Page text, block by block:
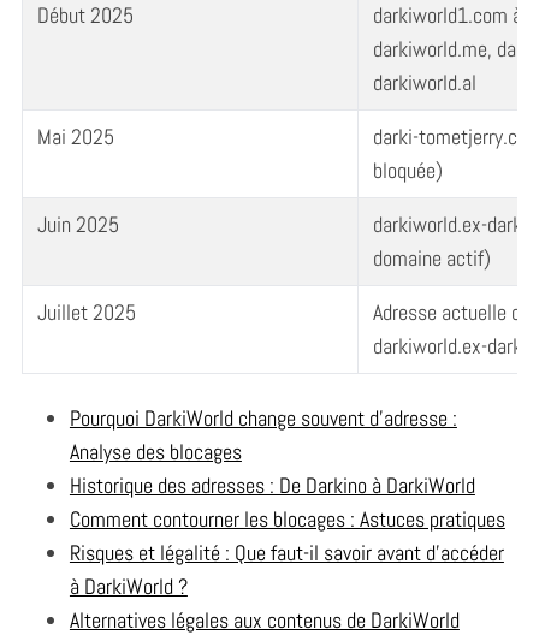
Début 2025
darkiworld1.com à
darkiworld.me,
darkiworld.al
Mai 2025
darki-
bloquée)
Juin 2025
darkiworld.ex-
domaine actif)
Juillet 2025
Adresse actuelle
darkiworld.ex-
Pourquoi DarkiWorld change souvent d’adresse :
Analyse des blocages
Historique des adresses : De Darkino à DarkiWorld
Comment contourner les blocages : Astuces pratiques
Risques et légalité : Que faut-il savoir avant d’accéder
à DarkiWorld ?
Alternatives légales aux contenus de DarkiWorld